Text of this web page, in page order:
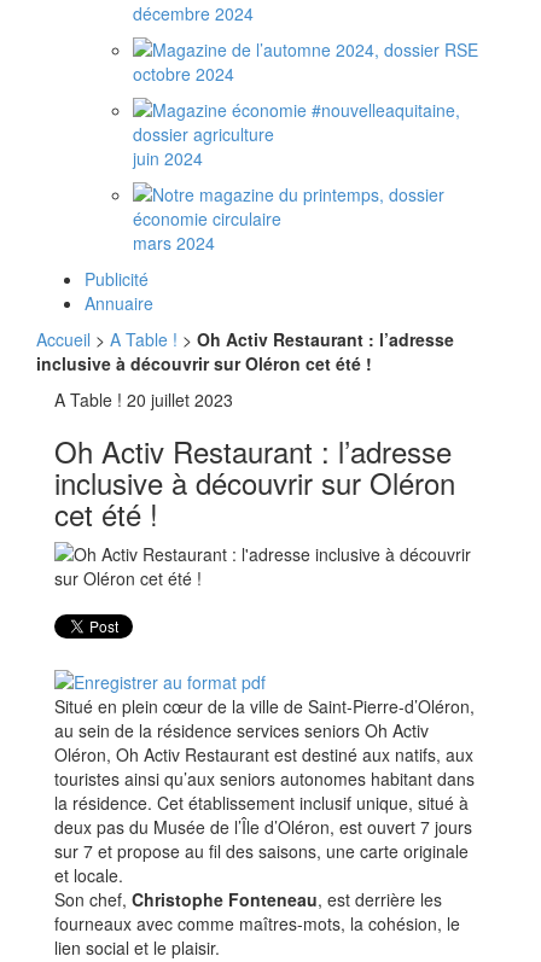
décembre 2024
octobre 2024
juin 2024
mars 2024
Publicité
Annuaire
Accueil > A Table ! > Oh Activ Restaurant : l’adresse
inclusive à découvrir sur Oléron cet été !
A Table ! 20 juillet 2023
Oh Activ Restaurant : l’adresse
inclusive à découvrir sur Oléron
cet été !
Situé en plein cœur de la ville de Saint-Pierre-d’Oléron,
au sein de la résidence services seniors Oh Activ
Oléron, Oh Activ Restaurant est destiné aux natifs, aux
touristes ainsi qu’aux seniors autonomes habitant dans
la résidence. Cet établissement inclusif unique, situé à
deux pas du Musée de l’Île d’Oléron, est ouvert 7 jours
sur 7 et propose au fil des saisons, une carte originale
et locale.
Son chef, Christophe Fonteneau, est derrière les
fourneaux avec comme maîtres-mots, la cohésion, le
lien social et le plaisir.